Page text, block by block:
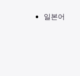
일본어